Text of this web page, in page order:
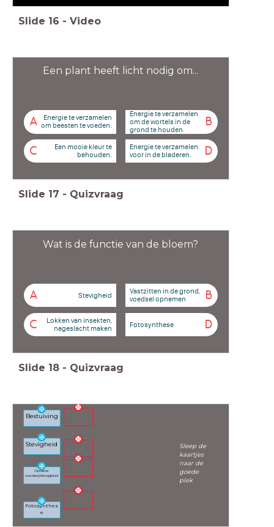
Slide 16 - Video
Een plant heeft licht nodig om...
A
Energie te verzamelen
om beesten te voeden.
B
Energie te verzamelen
om de wortels in de
grond te houden.
C
Een mooie kleur te
behouden.
D
Energie te verzamelen
voor in de bladeren.
Slide 17 - Quizvraag
Wat is de functie van de bloem?
A Stevigheid B
Vastzitten in de grond,
voedsel opnemen
C
Lokken van insekten,
nageslacht maken
D
Fotosynthese
Slide 18 - Quizvraag
Sleep de
kaartjes
naar de
goede
plek
Bestuiving
Stevigheid
Opname
voedsel/stevigheid
Fotosynthes
e